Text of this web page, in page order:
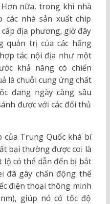
nữa, trong khi nhà
nhà sản xuất chip
địa phương, giờ đây
quản trị của các hãng
tác nội địa như một
khả năng có chiến
là chuỗi cung ứng chất
đang ngày càng sâu
được với các đối thủ
của Trung Quốc khá bí
bại thường được coi là
lộ có thể dẫn đến bị bắt
đã gây chấn động thế
điện thoại thông minh
giúp nó có tốc độ